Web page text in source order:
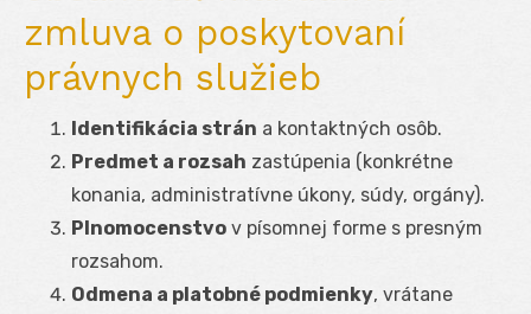
zmluva o poskytovaní
právnych služieb
Identifikácia strán a kontaktných osôb.
Predmet a rozsah zastúpenia (konkrétne
konania, administratívne úkony, súdy, orgány).
Plnomocenstvo v písomnej forme s presným
rozsahom.
Odmena a platobné podmienky, vrátane